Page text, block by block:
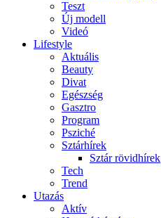
Teszt
Új modell
Videó
Lifestyle
Aktuális
Beauty
Divat
Egészség
Gasztro
Program
Psziché
Sztárhírek
Sztár rövidhírek
Tech
Trend
Utazás
Aktív